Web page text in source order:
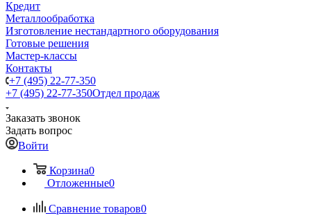
Кредит
Металлообработка
Изготовление нестандартного оборудования
Готовые решения
Мастер-классы
Контакты
+7 (495) 22-77-350
+7 (495) 22-77-350Отдел продаж
Заказать звонок
Задать вопрос
Войти
Корзина0
Отложенные0
Сравнение товаров0